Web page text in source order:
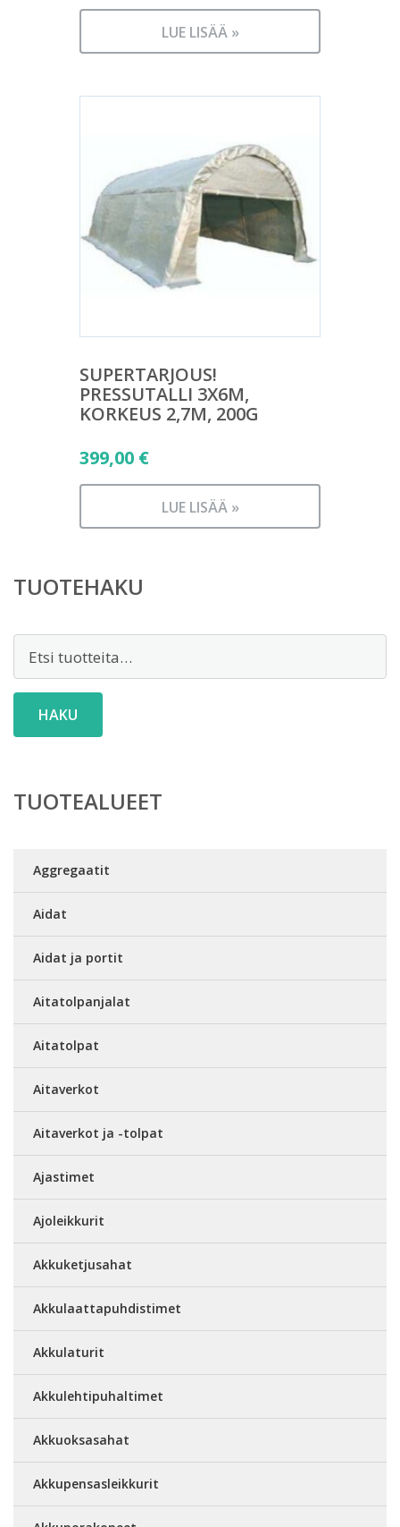
LUE LISÄÄ »
SUPERTARJOUS!
PRESSUTALLI 3X6M,
KORKEUS 2,7M, 200G
399,00 €
LUE LISÄÄ »
TUOTEHAKU
HAKU
TUOTEALUEET
Aggregaatit
Aidat
Aidat ja portit
Aitatolpanjalat
Aitatolpat
Aitaverkot
Aitaverkot ja -tolpat
Ajastimet
Ajoleikkurit
Akkuketjusahat
Akkulaattapuhdistimet
Akkulaturit
Akkulehtipuhaltimet
Akkuoksasahat
Akkupensasleikkurit